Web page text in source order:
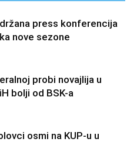
press konferencija
nove sezone
probi novajlija u
bolji od BSK-a
osmi na KUP-u u